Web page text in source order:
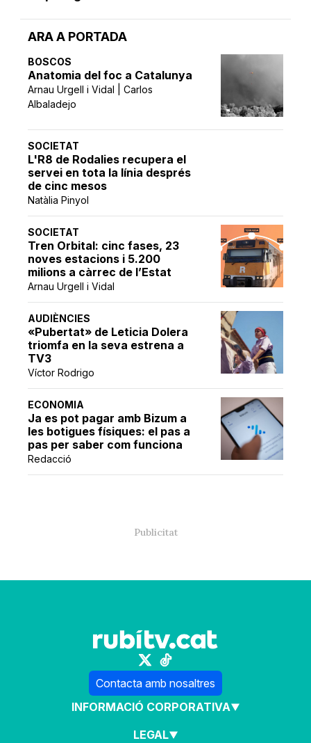
ARA A PORTADA
BOSCOS
Anatomia del foc a Catalunya
Arnau Urgell i Vidal | Carlos
Albaladejo
SOCIETAT
L'R8 de Rodalies recupera el
servei en tota la línia després
de cinc mesos
Natàlia Pinyol
SOCIETAT
Tren Orbital: cinc fases, 23
noves estacions i 5.200
milions a càrrec de l’Estat
Arnau Urgell i Vidal
AUDIÈNCIES
«Pubertat» de Leticia Dolera
triomfa en la seva estrena a
TV3
Víctor Rodrigo
ECONOMIA
Ja es pot pagar amb Bizum a
les botigues físiques: el pas a
pas per saber com funciona
Redacció
Contacta amb nosaltres
INFORMACIÓ CORPORATIVA
LEGAL